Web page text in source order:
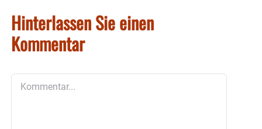
Hinterlassen Sie einen
Kommentar